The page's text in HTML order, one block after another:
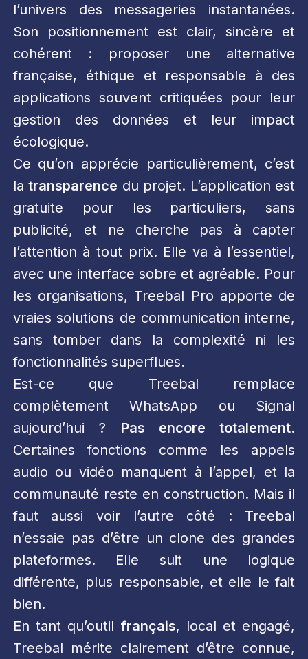
l’univers des messageries instantanées.
Son positionnement est clair, sincère et
cohérent : proposer une alternative
française, éthique et responsable à des
applications souvent critiquées pour leur
gestion des données et leur impact
écologique.
Ce qu’on apprécie particulièrement, c’est
latransparence du projet. L’application est
gratuite pour les particuliers, sans
publicité, et ne cherche pas à capter
l’attention à tout prix. Elle va à l’essentiel,
avec une interface sobre et agréable. Pour
les organisations, Treebal Pro apporte de
vraies solutions de communication interne,
sans tomber dans la complexité ni les
fonctionnalités superflues.
Est-ce que Treebal remplace
complètement WhatsApp ou Signal
aujourd’hui ? Pas encore totalement.
Certaines fonctions comme les appels
audio ou vidéo manquent à l’appel, et la
communauté reste en construction. Mais il
faut aussi voir l’autre côté : Treebal
n’essaie pas d’être un clone des grandes
plateformes. Elle suit une logique
différente, plus responsable, et elle le fait
bien.
En tant qu’outil français, local et engagé,
Treebal mérite clairement d’être connue,